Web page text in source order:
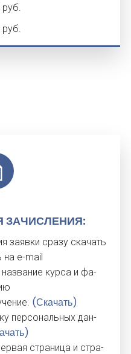
руб.
руб.
ЗА­ЧИС­ЛЕ­НИЯ:
за­яв­ки сра­зу ска­чать
на e-mail
кур­са и фа­
(Скачать)
пер­со­наль­ных дан­
стра­ница и стра­